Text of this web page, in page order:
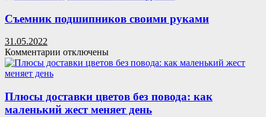
Съемник подшипников своими руками
31.05.2022
Комментарии к
записи
своими
руками
отключены
Плюсы доставки цветов без повода: как
маленький жест меняет день